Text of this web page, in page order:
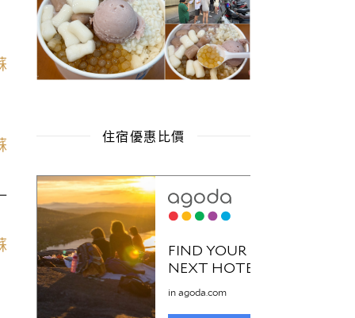
住宿優惠比價